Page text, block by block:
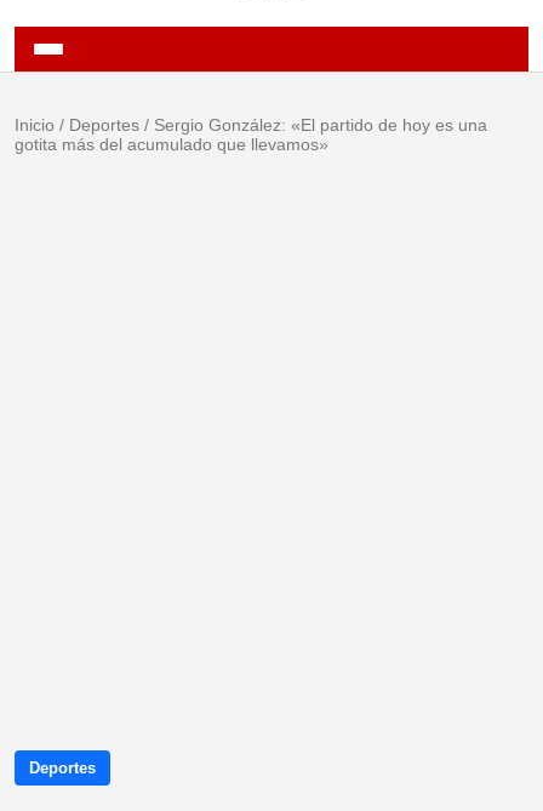
Inicio / Deportes / Sergio González: «El partido de hoy es una
gotita más del acumulado que llevamos»
Deportes